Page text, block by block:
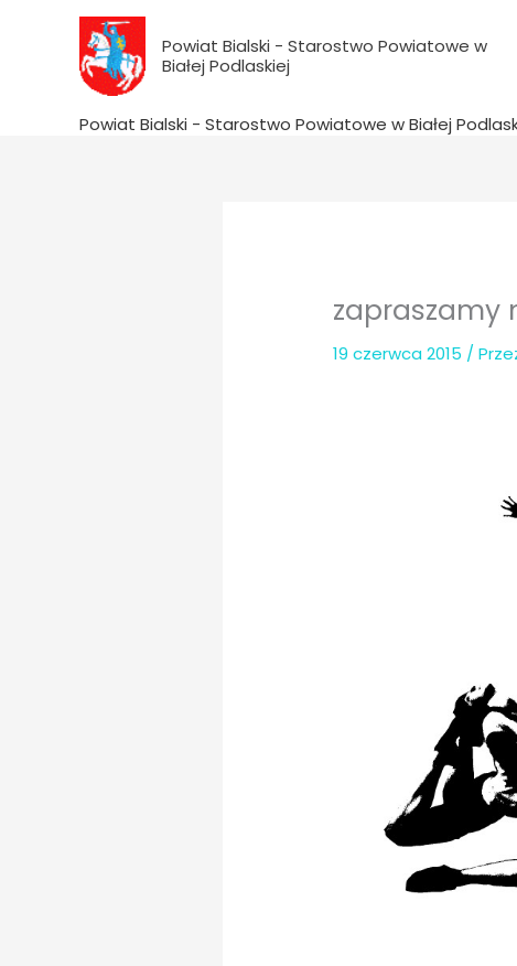
Powiat Bialski - Starostwo Powiatowe w
Białej Podlaskiej
Powiat Bialski - Starostwo Powiatowe w Białej
zapraszamy
19 czerwca 2015 /